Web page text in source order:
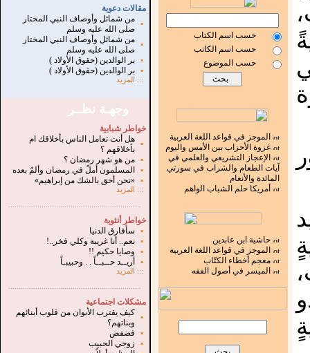
مقالات دعوية
▪
من شمائل وأوصاف النبي المختار
صلى الله عليه وسلم
▪
من شمائل وأوصاف النبي المختار
صلى الله عليه وسلم
▪
بر الوالدين (حقوق الأولاد )
▪
بر الوالدين (حقوق الأولاد )
::: المزيد
وجهـة نظــر
خواطر شبابية
▪
هل أنت تعامل الناس بأخلاقك ام
بأخلاقهم ؟
▪
من هو شهر رمضان ؟
▪
المسلمون أملٌ في رمضان وألمٌ بعده
▪
«نحن أحق بالشك من إبراهيم»
:::
المزيد
خواطر أنثوية
▪
سأفارق الدنيا
▪
نعم.. أنا غريبة وكلي فخر..!
▪
وصايا حكيم !!
▪
أريــد حــبــاً . . وحبيبـاً
:::
المزيد
مشكلات اجتماعية
▪
كيف يقترب الأبوان من قلوب أبنائهم
وبناتهم؟
▪
فضفض
▪
زوجي الحبيب
حسب اسم الكتاب
حسب اسم الكاتب
حسب الموضوع
الموجز في قواعد اللغة العربية
غزوة الأحزاب بين الأمس واليوم
الإعجاز التشريعي والعلمي في
آيات الطعام والشراب في سورتي
المائدة والأنعام
أمريكا حلم الشباب الواهم
حاشية ابن عابدين
الموجز في قواعد اللغة العربية
معجم أخطاء الكتّاب
الميسر في أصول الفقه